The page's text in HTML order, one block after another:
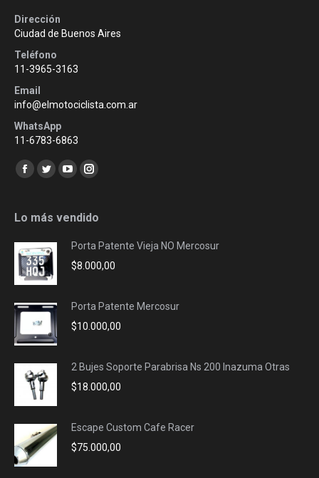
Dirección
Ciudad de Buenos Aires
Teléfono
11-3965-3163
Email
info@elmotociclista.com.ar
WhatsApp
11-6783-6863
Encuéntranos en:
Facebook
opens
new
window
Twitter
opens
new
window
YouTube
opens
new
window
Instagram
opens
new
window
Lo más vendido
Porta Patente Vieja NO Mercosur
$8.000,00
Porta Patente Mercosur
$10.000,00
2 Bujes Soporte Parabrisa Ns 200 Inazuma Otras
$18.000,00
Escape Custom Cafe Racer
$75.000,00